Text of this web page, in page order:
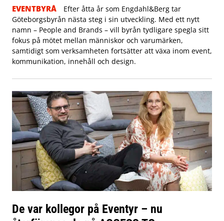
EVENTBYRÅ
Efter åtta år som Engdahl&Berg tar
Göteborgsbyrån nästa steg i sin utveckling. Med ett nytt
namn – People and Brands – vill byrån tydligare spegla sitt
fokus på mötet mellan människor och varumärken,
samtidigt som verksamheten fortsätter att växa inom event,
kommunikation, innehåll och design.
De var kollegor på Eventyr – nu